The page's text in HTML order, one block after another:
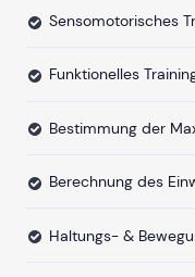
Sensomotorisches
Funktionelles
Bestimmung der
Berechnung des
Haltungs- &